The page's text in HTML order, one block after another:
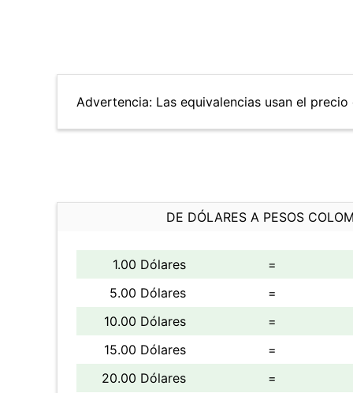
Advertencia: Las equivalencias usan el
DE DÓLARES A PESOS
1.00 Dólares
=
5.00 Dólares
=
10.00 Dólares
=
15.00 Dólares
=
20.00 Dólares
=